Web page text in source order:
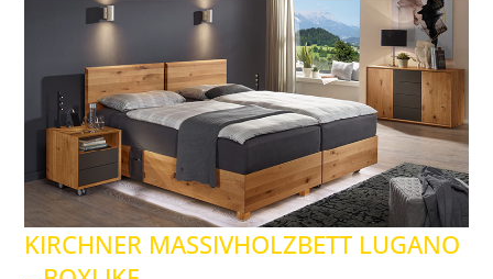
KIRCHNER MASSIVHOLZBETT LUGANO